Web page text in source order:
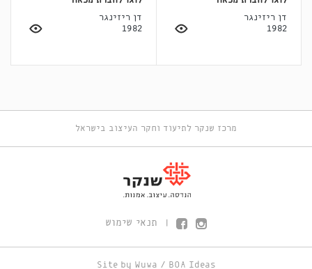
דן ריזינגר
1982
דן ריזינגר
1982
מרכז שנקר לתיעוד וחקר העיצוב בישראל
תנאי שימוש
Site by Wuwa / BOA Ideas